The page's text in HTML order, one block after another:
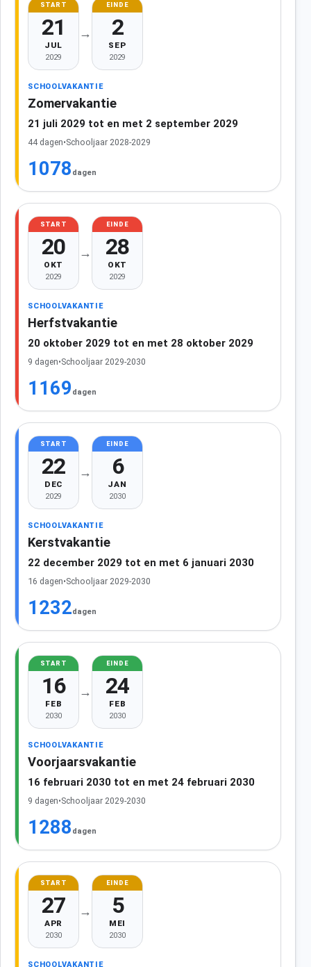
START
21
JUL
2029
→
EINDE
2
SEP
2029
SCHOOLVAKANTIE
Zomervakantie
21 juli 2029 tot en met 2 september 2029
44 dagen•Schooljaar 2028-2029
1078 dagen
START
20
OKT
2029
→
EINDE
28
OKT
2029
SCHOOLVAKANTIE
Herfstvakantie
20 oktober 2029 tot en met 28 oktober 2029
9 dagen•Schooljaar 2029-2030
1169 dagen
START
22
DEC
2029
→
EINDE
6
JAN
2030
SCHOOLVAKANTIE
Kerstvakantie
22 december 2029 tot en met 6 januari 2030
16 dagen•Schooljaar 2029-2030
1232dagen
START
16
FEB
2030
→
EINDE
24
FEB
2030
SCHOOLVAKANTIE
Voorjaarsvakantie
16 februari 2030 tot en met 24 februari 2030
9 dagen•Schooljaar 2029-2030
1288 dagen
START
27
APR
2030
→
EINDE
5
MEI
2030
SCHOOLVAKANTIE